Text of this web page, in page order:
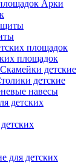
Арки
площадок
Скамейки детские
детские
навесы
для детских